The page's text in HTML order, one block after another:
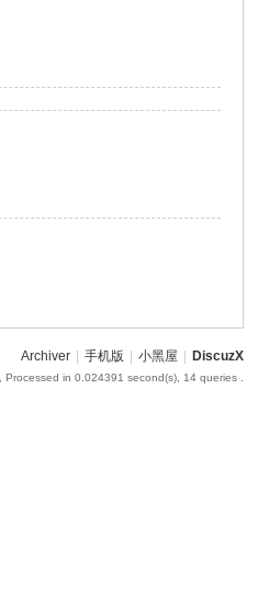
Archiver 手机版 小黑屋 DiscuzX
, Processed in 0.024391 second(s), 14 queries .